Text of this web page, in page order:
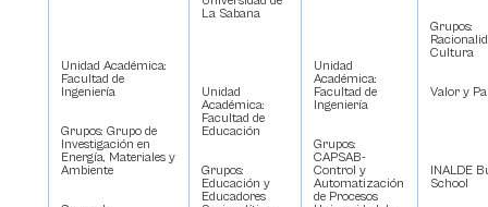
Unidad Académica:
Facultad de
Ingeniería
Grupos: Grupo de
Investigación en
Energía, Materiales y
Ambiente
La Sabana
Unidad
Académica:
Facultad de
Educación
Grupos:
Educación y
Educadores
Unidad
Académica:
Facultad de
Ingeniería
Grupos:
CAPSAB-
Control y
Automatización
de Procesos
Grupos:
Cultura
Valor y
INALDE
School